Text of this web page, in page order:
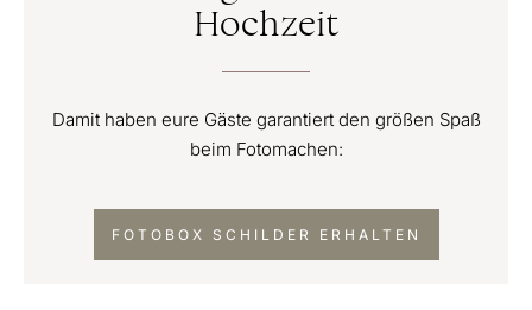
Hochzeit
Damit haben eure Gäste garantiert den größen Spaß
beim Fotomachen:
FOTOBOX SCHILDER ERHALTEN